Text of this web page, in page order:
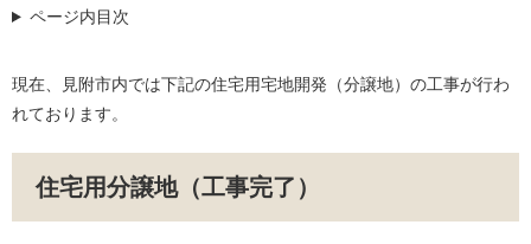
ページ内目次
現在、見附市内では下記の住宅用宅地開発（分譲地）の工事が行わ
れております。
住宅用分譲地（工事完了）